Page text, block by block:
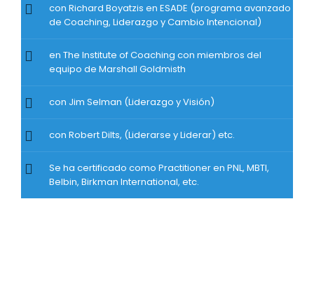
con Richard Boyatzis en ESADE (programa avanzado
de Coaching, Liderazgo y Cambio Intencional)
en The Institute of Coaching con miembros del
equipo de Marshall Goldmisth
con Jim Selman (Liderazgo y Visión)
con Robert Dilts, (Liderarse y Liderar) etc.
Se ha certificado como Practitioner en PNL, MBTI,
Belbin, Birkman International, etc.